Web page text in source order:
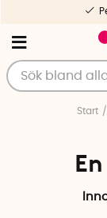
Start